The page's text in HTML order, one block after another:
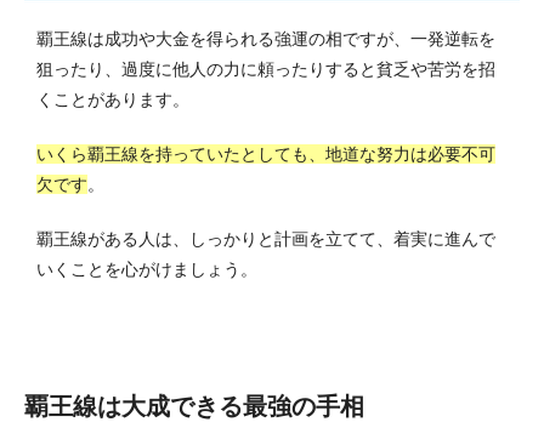
覇王線は成功や大金を得られる強運の相ですが、一発逆転を
狙ったり、過度に他人の力に頼ったりすると貧乏や苦労を招
くことがあります。
いくら覇王線を持っていたとしても、地道な努力は必要不可
欠です。
覇王線がある人は、しっかりと計画を立てて、着実に進んで
いくことを心がけましょう。
覇王線は大成できる最強の手相